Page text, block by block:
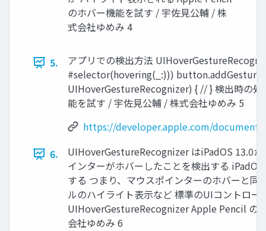
のホバー機能を試す / 宇佐見公輔 / 株
式会社ゆめみ 4
5.
アプリでの検出方法
#selector(hovering(_:)))
UIHoverGestureRecognizer) { // } 検出時の
能を試す / 宇佐見公輔 / 株式会社ゆめみ 5
https://developer.apple.com/
6.
UIHoverGestureRecognizer はiPadOS 13.0
インターがホバーしたことを検出する
する つまり、マウスポインターのホバーと
ルのハイライト表示など 標準のUIコントロー
UIHoverGestureRecognizer Apple Pencil の
会社ゆめみ 6